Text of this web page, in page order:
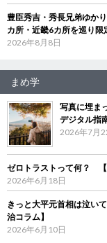
豊臣秀吉・秀長兄弟ゆか
カ所・近畿6カ所を巡り限
2026年8月8日
まめ学
写真に埋ま
デジタル指南
2026年7月
ゼロトラストって何？ 【
2026年6月18日
きっと大平元首相は泣い
治コラム】
2026年6月10日